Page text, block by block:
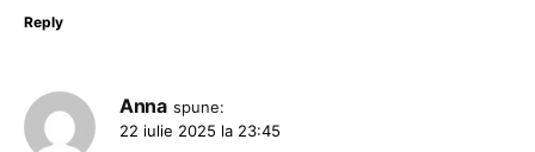
Reply
Anna spune:
22 iulie 2025 la 23:45